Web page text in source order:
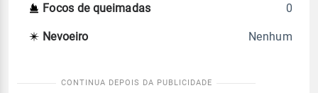
Focos de queimadas 0
Nevoeiro Nenhum